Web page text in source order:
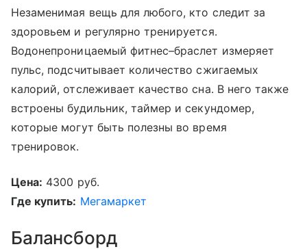
Незаменимая вещь для любого, кто следит за
здоровьем и регулярно тренируется.
Водонепроницаемый фитнес–браслет измеряет
пульс, подсчитывает количество сжигаемых
калорий, отслеживает качество сна. В него также
встроены будильник, таймер и секундомер,
которые могут быть полезны во время
тренировок.
Цена: 4300 руб.
Где купить: Мегамаркет
Балансборд